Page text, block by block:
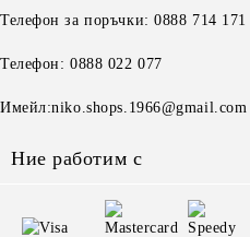
Телефон за поръчки: 0888 714 171
Телефон: 0888 022 077
Имейл:niko.shops.1966@gmail.com
Ние работим с